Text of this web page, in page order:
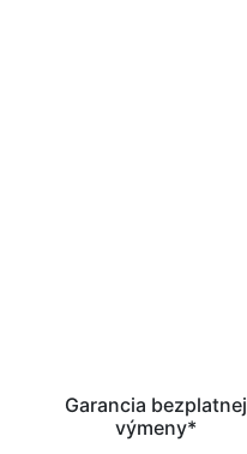
Garancia bezplatnej
výmeny*